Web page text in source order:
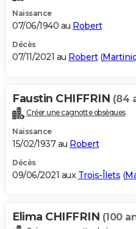
Naissance
07/06/1940 au Robert
Décès
07/11/2021 au Robert(
Faustin CHIFFRIN (84
Créer une cagnotte obsèques
Naissance
15/02/1937 au Robert
Décès
09/06/2021 aux Trois-Îlets (
Elima CHIFFRIN (100